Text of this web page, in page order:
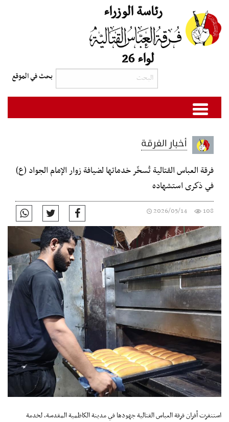
رئاسة الوزراء
لواء 26
أخبار الفرقة
فرقة العباس القتالية تُسخّر خدماتها لضيافة زوار الإمام الجواد (ع)
في ذكرى استشهاده
2026/05/14 108
استنفرت أفران فرقة العباس القتالية جهودها في مدينة الكاظمية المقدسة، لخدمة